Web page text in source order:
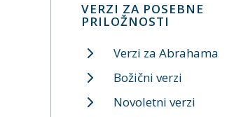
VERZI ZA POSEBNE
PRILOŽNOSTI
Verzi za Abrahama
Božični verzi
Novoletni verzi